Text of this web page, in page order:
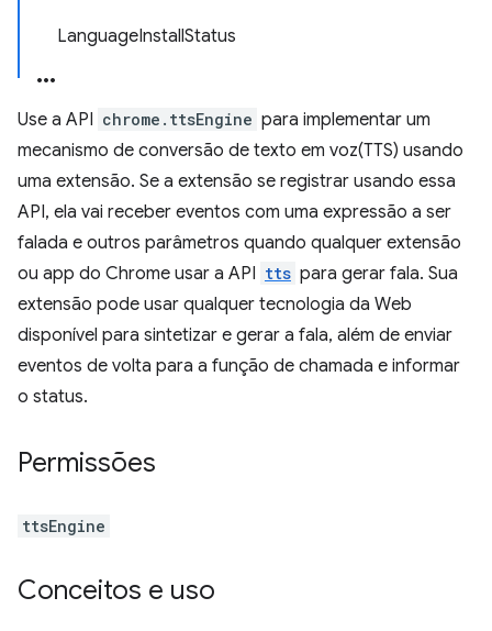
LanguageInstallStatus
Use a API chrome.ttsEngine para implementar um
mecanismo de conversão de texto em voz(TTS) usando
uma extensão. Se a extensão se registrar usando essa
API, ela vai receber eventos com uma expressão a ser
falada e outros parâmetros quando qualquer extensão
ou app do Chrome usar a API tts para gerar fala. Sua
extensão pode usar qualquer tecnologia da Web
disponível para sintetizar e gerar a fala, além de enviar
eventos de volta para a função de chamada e informar
o status.
Permissões
ttsEngine
Conceitos e uso